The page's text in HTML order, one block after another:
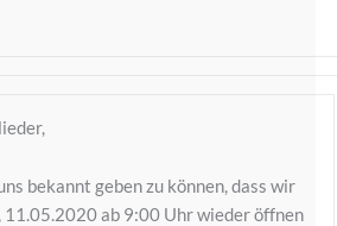
bekannt geben zu können, dass wir
11.05.2020 ab 9:00 Uhr wieder öffnen